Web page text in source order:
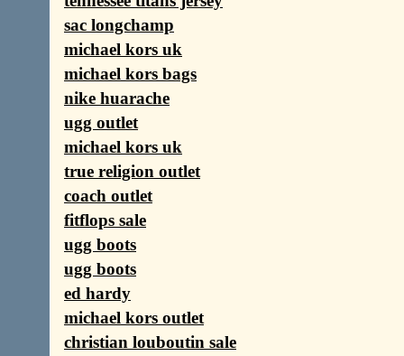
sac longchamp
michael kors uk
michael kors bags
nike huarache
ugg outlet
michael kors uk
true religion outlet
coach outlet
fitflops sale
ugg boots
ugg boots
ed hardy
michael kors outlet
christian louboutin sale